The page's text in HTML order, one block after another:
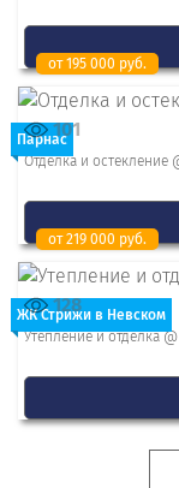
Парнас
от 195 000 руб.
101
Отделка и остекление
ЖК Стрижи в Невском
от 219 000 руб.
128
Утепление и отделка